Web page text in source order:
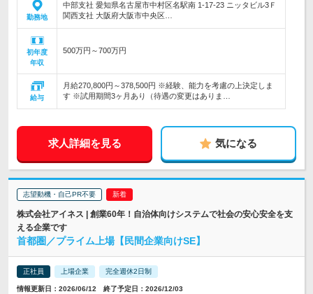
勤務地
中部支社 愛知県名古屋市中村区名駅南 1-17-23 ニッタビル3Ｆ
関西支社 大阪府大阪市中央区…
初年度
年収
500万円～700万円
給与
月給270,800円～378,500円 ※経験、能力を考慮の上決定しま
す ※試用期間3ヶ月あり（待遇の変更はありま…
求人詳細を見る 気になる
志望動機・自己PR不要
株式会社アイネス | 創業60年！自治体向けシステムで社会の安心安全を支
える企業です
首都圏／プライム上場【民間企業向けSE】
正社員 上場企業 完全週休2日制
情報更新日：2026/06/12 終了予定日：2026/12/03